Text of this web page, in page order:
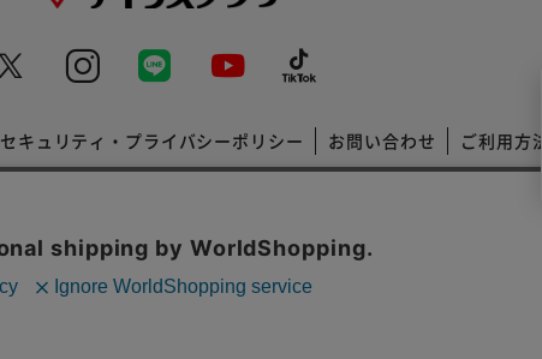
セキュリティ・プライバシーポリシー お問い合わせ ご利用方法